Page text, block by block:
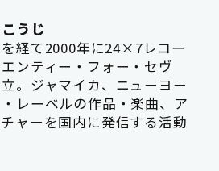
うじ
経て2000年に24×7レコー
ンティー・フォー・セヴ
。ジャマイカ、ニューヨー
レーベルの作品・楽曲、ア
ャーを国内に発信する活動